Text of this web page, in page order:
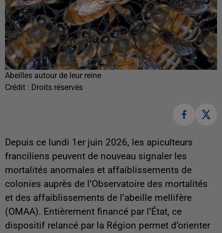
Abeilles autour de leur reine
Crédit : Droits réservés
Depuis ce lundi 1er juin 2026, les apiculteurs
franciliens peuvent de nouveau signaler les
mortalités anormales et affaiblissements de
colonies auprès de l’Observatoire des mortalités
et des affaiblissements de l’abeille mellifère
(OMAA). Entièrement financé par l’État, ce
dispositif relancé par la Région permet d’orienter